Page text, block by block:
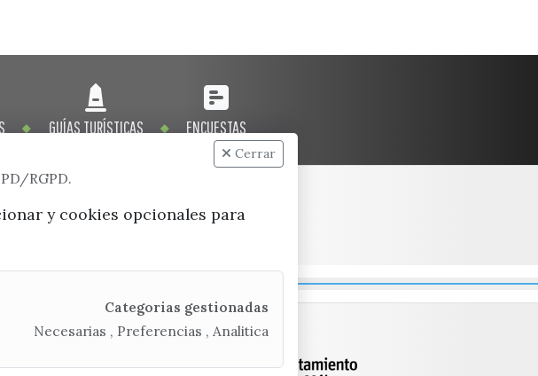
GUÍAS TURÍSTICAS ENCUESTAS
RGPD.
Cerrar
y cookies opcionales para
Categorias gestionadas
Necesarias , Preferencias , Analitica